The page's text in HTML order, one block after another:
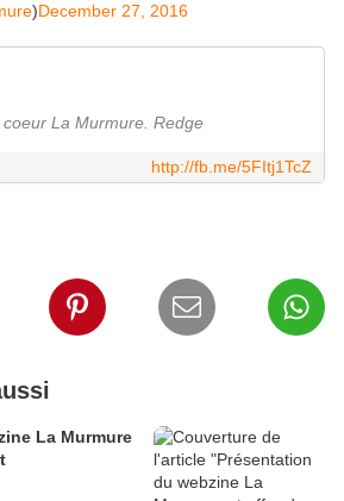
)December 27, 2016
La Murmure. Redge
http://fb.me/5FItj1TcZ
La Murmure